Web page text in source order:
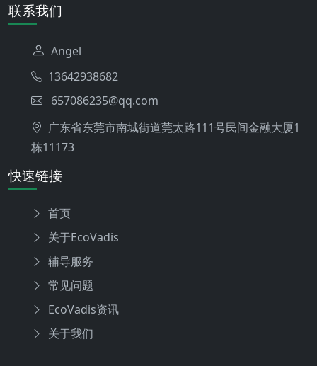
联系我们
Angel
13642938682
657086235@qq.com
广东省东莞市南城街道莞太路111号民间金融大厦1
栋11173
快速链接
首页
关于EcoVadis
辅导服务
常见问题
EcoVadis资讯
关于我们